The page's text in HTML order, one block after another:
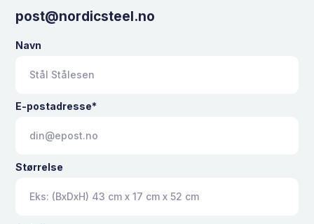
post@nordicsteel.no
Navn
E-postadresse*
Størrelse